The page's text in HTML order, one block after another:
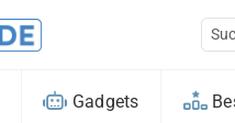
Gadgets